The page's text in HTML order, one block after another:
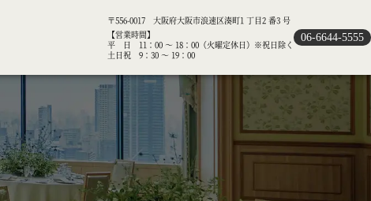
〒556-0017 大阪府大阪市浪速区湊町1 丁目2 番3 号
【営業時間】
平 日 11：00 ～ 18：00（火曜定休日）※祝日除く
土日祝 9：30 ～ 19：00
06-6644-5555